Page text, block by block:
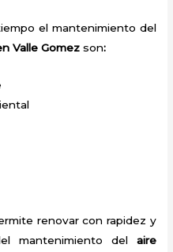
el mantenimiento del
Valle Gomezson:
renovar con rapidez y
mantenimiento del aire